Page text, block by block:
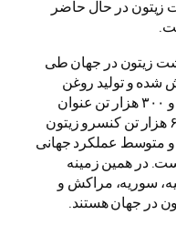
زیتون در حال حاضر
زیتون در جهان طی
گزارش شده و تولید روغن
زیتون نیز در همان سال سه میلیون و ۳۰۰ هزار تن عنوان
شده است. همچنین دو میلیون و ۶۰۰ هزار تن کنسرو زیتون
شده و متوسط عملکرد جهانی
است. در همین زمینه
سوریه، مراکش و
در جهان هستند.